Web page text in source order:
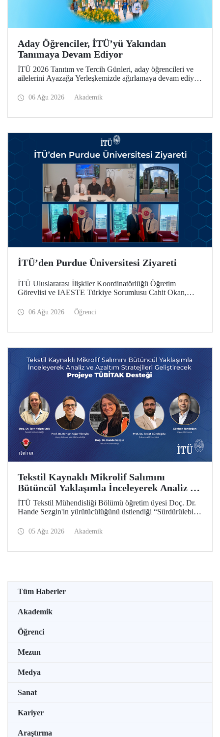
Aday Öğrenciler, İTÜ’yü Yakından
Tanımaya Devam Ediyor
İTÜ 2026 Tanıtım ve Tercih Günleri, aday öğrencileri ve
ailelerini Ayazağa Yerleşkemizde ağırlamaya devam ediyor.
ilgili fakülte ve birimler adaylara bilgi vermeye devam
06 Ağu 2026 Akademik
İTÜ’den Purdue Üniversitesi Ziyareti
İTÜ Uluslararası İlişkiler Koordinatörlüğü Öğretim
Görevlisi ve IAESTE Türkiye Sorumlusu Cahit Okan,
Temmuz tarihlerinde ABD’de dünyanın önde gelen
06 Ağu 2026 Öğrenci
Tekstil Kaynaklı Mikrolif Salımını
Bütüncül Yaklaşımla İnceleyerek Analiz ve
Azaltım Stratejileri Geliştirecek Projeye
TÜBİTAK Desteği
İTÜ Tekstil Mühendisliği Bölümü öğretim üyesi Doç. Dr.
Hande Sezgin'in yürütücülüğünü üstlendiği “Sürdürülebilir
Koşullarına Bağlı Mikrolif Salımı: Aşınma, UV Maruziyeti
05 Ağu 2026 Akademik
Tüm Haberler
Akademik
Öğrenci
Mezun
Medya
Sanat
Kariyer
Araştırma